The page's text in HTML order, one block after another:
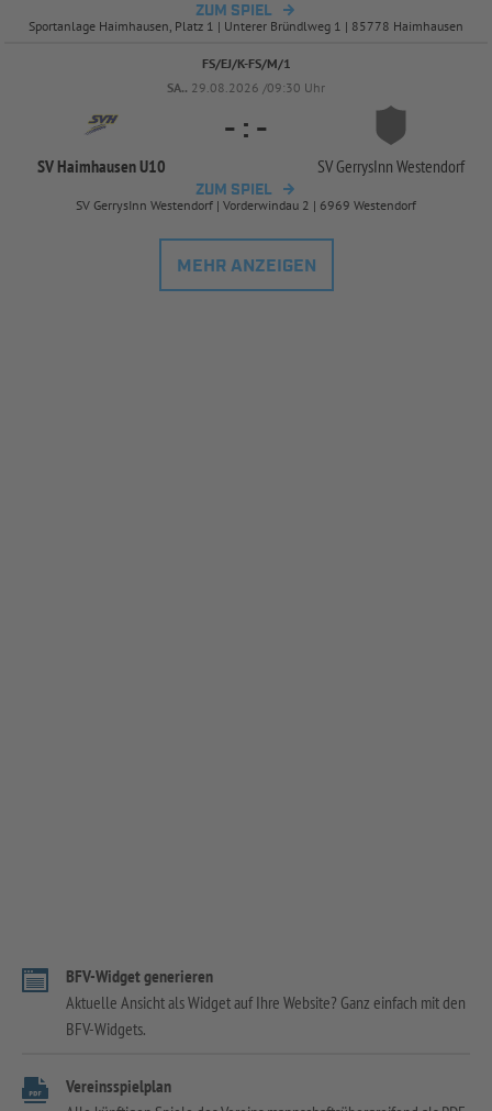
ZUM SPIEL
Sportanlage Haimhausen, Platz 1 | Unterer Bründlweg 1 | 85778 Haimhausen
FS/EJ/K-FS/M/1
SA.. 29.08.2026 /09:30 Uhr
SV Haimhausen U10
- : -
SV GerrysInn Westendorf
ZUM SPIEL
SV GerrysInn Westendorf | Vorderwindau 2 | 6969 Westendorf
MEHR ANZEIGEN
BFV-Widget generieren
Aktuelle Ansicht als Widget auf Ihre Website? Ganz einfach mit den
BFV-Widgets.
Vereinsspielplan